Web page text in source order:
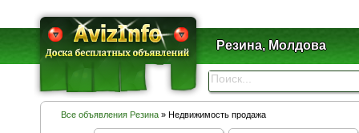
Резина, Молдова
Все объявления Резина » Недвижимость продажа